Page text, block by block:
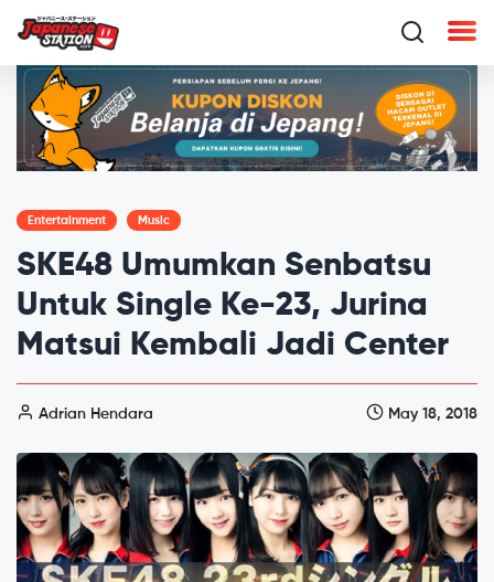
Entertainment Music
SKE48 Umumkan Senbatsu
Untuk Single Ke-23, Jurina
Matsui Kembali Jadi Center
Adrian Hendara May 18, 2018